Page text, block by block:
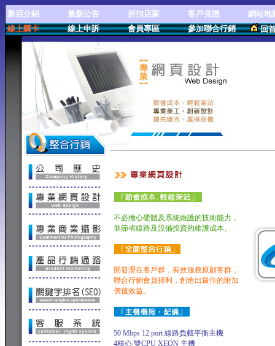
新店介紹 最新公告 折扣店家 客戶見證
網站地
線上購卡
線上申訴 會員專區 參加聯合行銷 回
不必擔心硬體及系統維護的技術能力，
並節省線路及設備投資的維護成本。
開發潛在客戶群，有效服務原顧客群，
聯合行銷會員得利，創造出最佳的附加
價值效益。
50 Mbps 12 port 線路負載平衡主機
4核心 雙CPU XEON 主機